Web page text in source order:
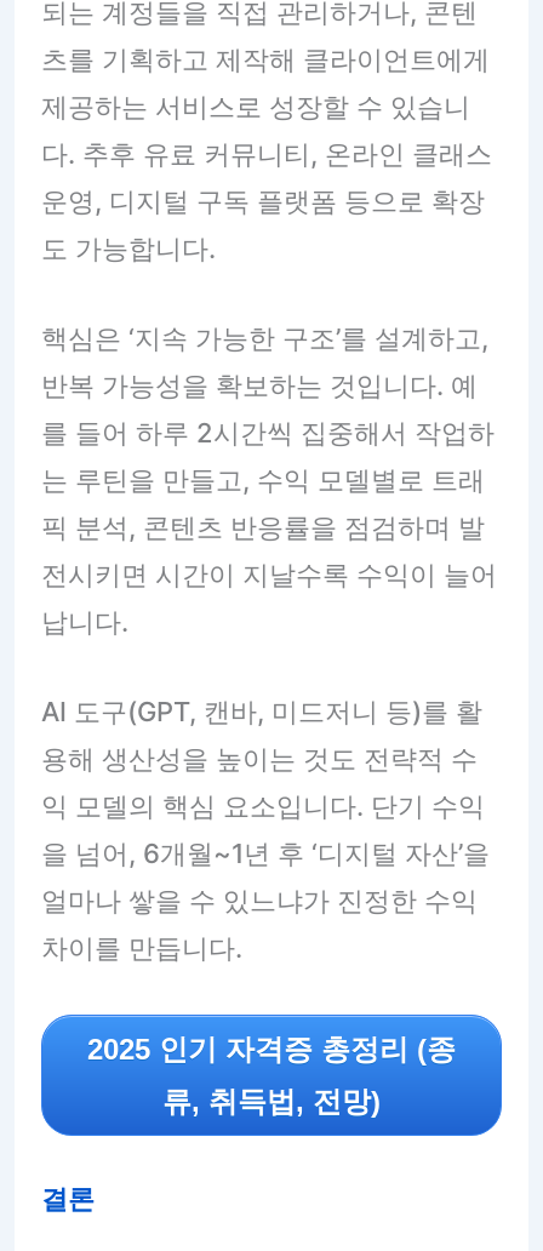
되는 계정들을 직접 관리하거나, 콘텐
츠를 기획하고 제작해 클라이언트에게
제공하는 서비스로 성장할 수 있습니
다. 추후 유료 커뮤니티, 온라인 클래스
운영, 디지털 구독 플랫폼 등으로 확장
도 가능합니다.
핵심은 ‘지속 가능한 구조’를 설계하고,
반복 가능성을 확보하는 것입니다. 예
를 들어 하루 2시간씩 집중해서 작업하
는 루틴을 만들고, 수익 모델별로 트래
픽 분석, 콘텐츠 반응률을 점검하며 발
전시키면 시간이 지날수록 수익이 늘어
납니다.
AI 도구(GPT, 캔바, 미드저니 등)를 활
용해 생산성을 높이는 것도 전략적 수
익 모델의 핵심 요소입니다. 단기 수익
을 넘어, 6개월~1년 후 ‘디지털 자산’을
얼마나 쌓을 수 있느냐가 진정한 수익
차이를 만듭니다.
2025 인기 자격증 총정리 (종
류, 취득법, 전망)
결론